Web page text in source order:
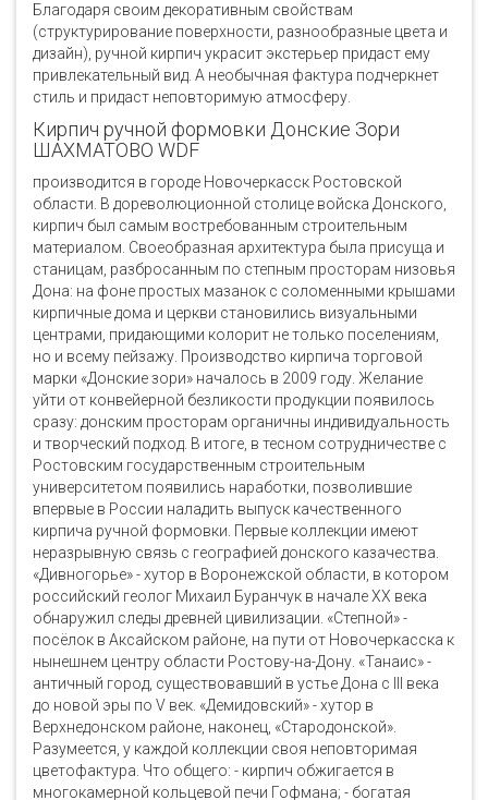
Благодаря своим декоративным свойствам
(структурирование поверхности, разнообразные цвета и
дизайн), ручной кирпич украсит экстерьер придаст ему
привлекательный вид. А необычная фактура подчеркнет
стиль и придаст неповторимую атмосферу.
Кирпич ручной формовки Донские Зори
ШАХМАТОВО WDF
производится в городе Новочеркасск Ростовской
области. В дореволюционной столице войска Донского,
кирпич был самым востребованным строительным
материалом. Своеобразная архитектура была присуща и
станицам, разбросанным по степным просторам низовья
Дона: на фоне простых мазанок с соломенными крышами
кирпичные дома и церкви становились визуальными
центрами, придающими колорит не только поселениям,
но и всему пейзажу. Производство кирпича торговой
марки «Донские зори» началось в 2009 году. Желание
уйти от конвейерной безликости продукции появилось
сразу: донским просторам органичны индивидуальность
и творческий подход. В итоге, в тесном сотрудничестве с
Ростовским государственным строительным
университетом появились наработки, позволившие
впервые в России наладить выпуск качественного
кирпича ручной формовки. Первые коллекции имеют
неразрывную связь с географией донского казачества.
«Дивногорье» - хутор в Воронежской области, в котором
российский геолог Михаил Буранчук в начале ХХ века
обнаружил следы древней цивилизации. «Степной» -
посёлок в Аксайском районе, на пути от Новочеркасска к
нынешнем центру области Ростову-на-Дону. «Танаис» -
античный город, существовавший в устье Дона с III века
до новой эры по V век. «Демидовский» - хутор в
Верхнедонском районе, наконец, «Стародонской».
Разумеется, у каждой коллекции своя неповторимая
цветофактура. Что общего: - кирпич обжигается в
многокамерной кольцевой печи Гофмана; - богатая